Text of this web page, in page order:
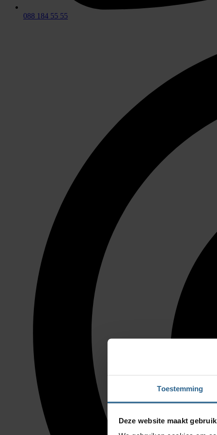
Toestemming
Deze website maakt
088 184 55 55